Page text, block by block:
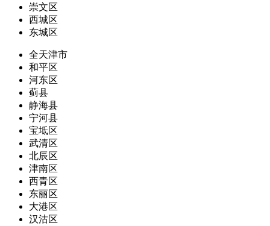
崇文区
西城区
东城区
全天津市
和平区
河东区
蓟县
静海县
宁河县
宝坻区
武清区
北辰区
津南区
西青区
东丽区
大港区
汉沽区